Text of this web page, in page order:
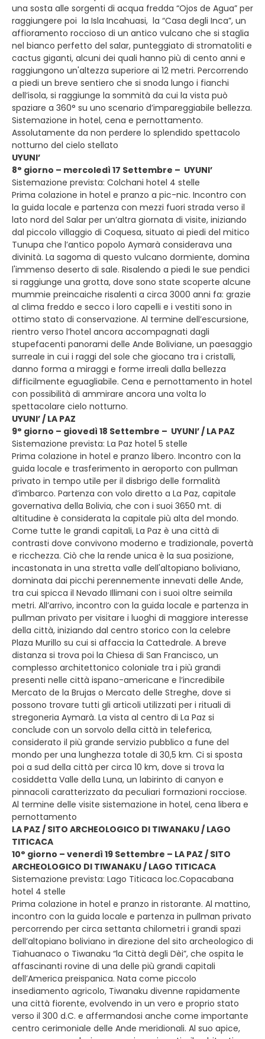
una sosta alle sorgenti di acqua fredda “Ojos de Agua” per
raggiungere poi la Isla Incahuasi, la “Casa degli Inca”, un
affioramento roccioso di un antico vulcano che si staglia
nel bianco perfetto del salar, punteggiato di stromatoliti e
cactus giganti, alcuni dei quali hanno più di cento anni e
raggiungono un'altezza superiore ai 12 metri. Percorrendo
a piedi un breve sentiero che si snoda lungo i fianchi
dell’isola, si raggiunge la sommità da cui la vista può
spaziare a 360° su uno scenario d’impareggiabile bellezza.
Sistemazione in hotel, cena e pernottamento.
Assolutamente da non perdere lo splendido spettacolo
notturno del cielo stellato
UYUNI’
8° giorno – mercoledì 17 Settembre – UYUNI’
Sistemazione prevista: Colchani hotel 4 stelle
Prima colazione in hotel e pranzo a pic-nic. Incontro con
la guida locale e partenza con mezzi fuori strada verso il
lato nord del Salar per un’altra giornata di visite, iniziando
dal piccolo villaggio di Coquesa, situato ai piedi del mitico
Tunupa che l’antico popolo Aymarà considerava una
divinità. La sagoma di questo vulcano dormiente, domina
l'immenso deserto di sale. Risalendo a piedi le sue pendici
si raggiunge una grotta, dove sono state scoperte alcune
mummie preincaiche risalenti a circa 3000 anni fa: grazie
al clima freddo e secco i loro capelli e i vestiti sono in
ottimo stato di conservazione. Al termine dell’escursione,
rientro verso l’hotel ancora accompagnati dagli
stupefacenti panorami delle Ande Boliviane, un paesaggio
surreale in cui i raggi del sole che giocano tra i cristalli,
danno forma a miraggi e forme irreali dalla bellezza
difficilmente eguagliabile. Cena e pernottamento in hotel
con possibilità di ammirare ancora una volta lo
spettacolare cielo notturno.
UYUNI’ / LA PAZ
9° giorno – giovedì 18 Settembre – UYUNI’ / LA PAZ
Sistemazione prevista: La Paz hotel 5 stelle
Prima colazione in hotel e pranzo libero. Incontro con la
guida locale e trasferimento in aeroporto con pullman
privato in tempo utile per il disbrigo delle formalità
d’imbarco. Partenza con volo diretto a La Paz, capitale
governativa della Bolivia, che con i suoi 3650 mt. di
altitudine è considerata la capitale più alta del mondo.
Come tutte le grandi capitali, La Paz è una città di
contrasti dove convivono moderno e tradizionale, povertà
e ricchezza. Ciò che la rende unica è la sua posizione,
incastonata in una stretta valle dell'altopiano boliviano,
dominata dai picchi perennemente innevati delle Ande,
tra cui spicca il Nevado Illimani con i suoi oltre seimila
metri. All’arrivo, incontro con la guida locale e partenza in
pullman privato per visitare i luoghi di maggiore interesse
della città, iniziando dal centro storico con la celebre
Plaza Murillo su cui si affaccia la Cattedrale. A breve
distanza si trova poi la Chiesa di San Francisco, un
complesso architettonico coloniale tra i più grandi
presenti nelle città ispano-americane e l’incredibile
Mercato de la Brujas o Mercato delle Streghe, dove si
possono trovare tutti gli articoli utilizzati per i rituali di
stregoneria Aymarà. La vista al centro di La Paz si
conclude con un sorvolo della città in teleferica,
considerato il più grande servizio pubblico a fune del
mondo per una lunghezza totale di 30,5 km. Ci si sposta
poi a sud della città per circa 10 km, dove si trova la
cosiddetta Valle della Luna, un labirinto di canyon e
pinnacoli caratterizzato da peculiari formazioni rocciose.
Al termine delle visite sistemazione in hotel, cena libera e
pernottamento
LA PAZ / SITO ARCHEOLOGICO DI TIWANAKU / LAGO
TITICACA
10° giorno – venerdì 19 Settembre – LA PAZ / SITO
ARCHEOLOGICO DI TIWANAKU / LAGO TITICACA
Sistemazione prevista: Lago Titicaca loc.Copacabana
hotel 4 stelle
Prima colazione in hotel e pranzo in ristorante. Al mattino,
incontro con la guida locale e partenza in pullman privato
percorrendo per circa settanta chilometri i grandi spazi
dell’altopiano boliviano in direzione del sito archeologico di
Tiahuanaco o Tiwanaku “la Città degli Dèi”, che ospita le
affascinanti rovine di una delle più grandi capitali
dell’America preispanica. Nata come piccolo
insediamento agricolo, Tiwanaku divenne rapidamente
una città fiorente, evolvendo in un vero e proprio stato
verso il 300 d.C. e affermandosi anche come importante
centro cerimoniale delle Ande meridionali. Al suo apice,